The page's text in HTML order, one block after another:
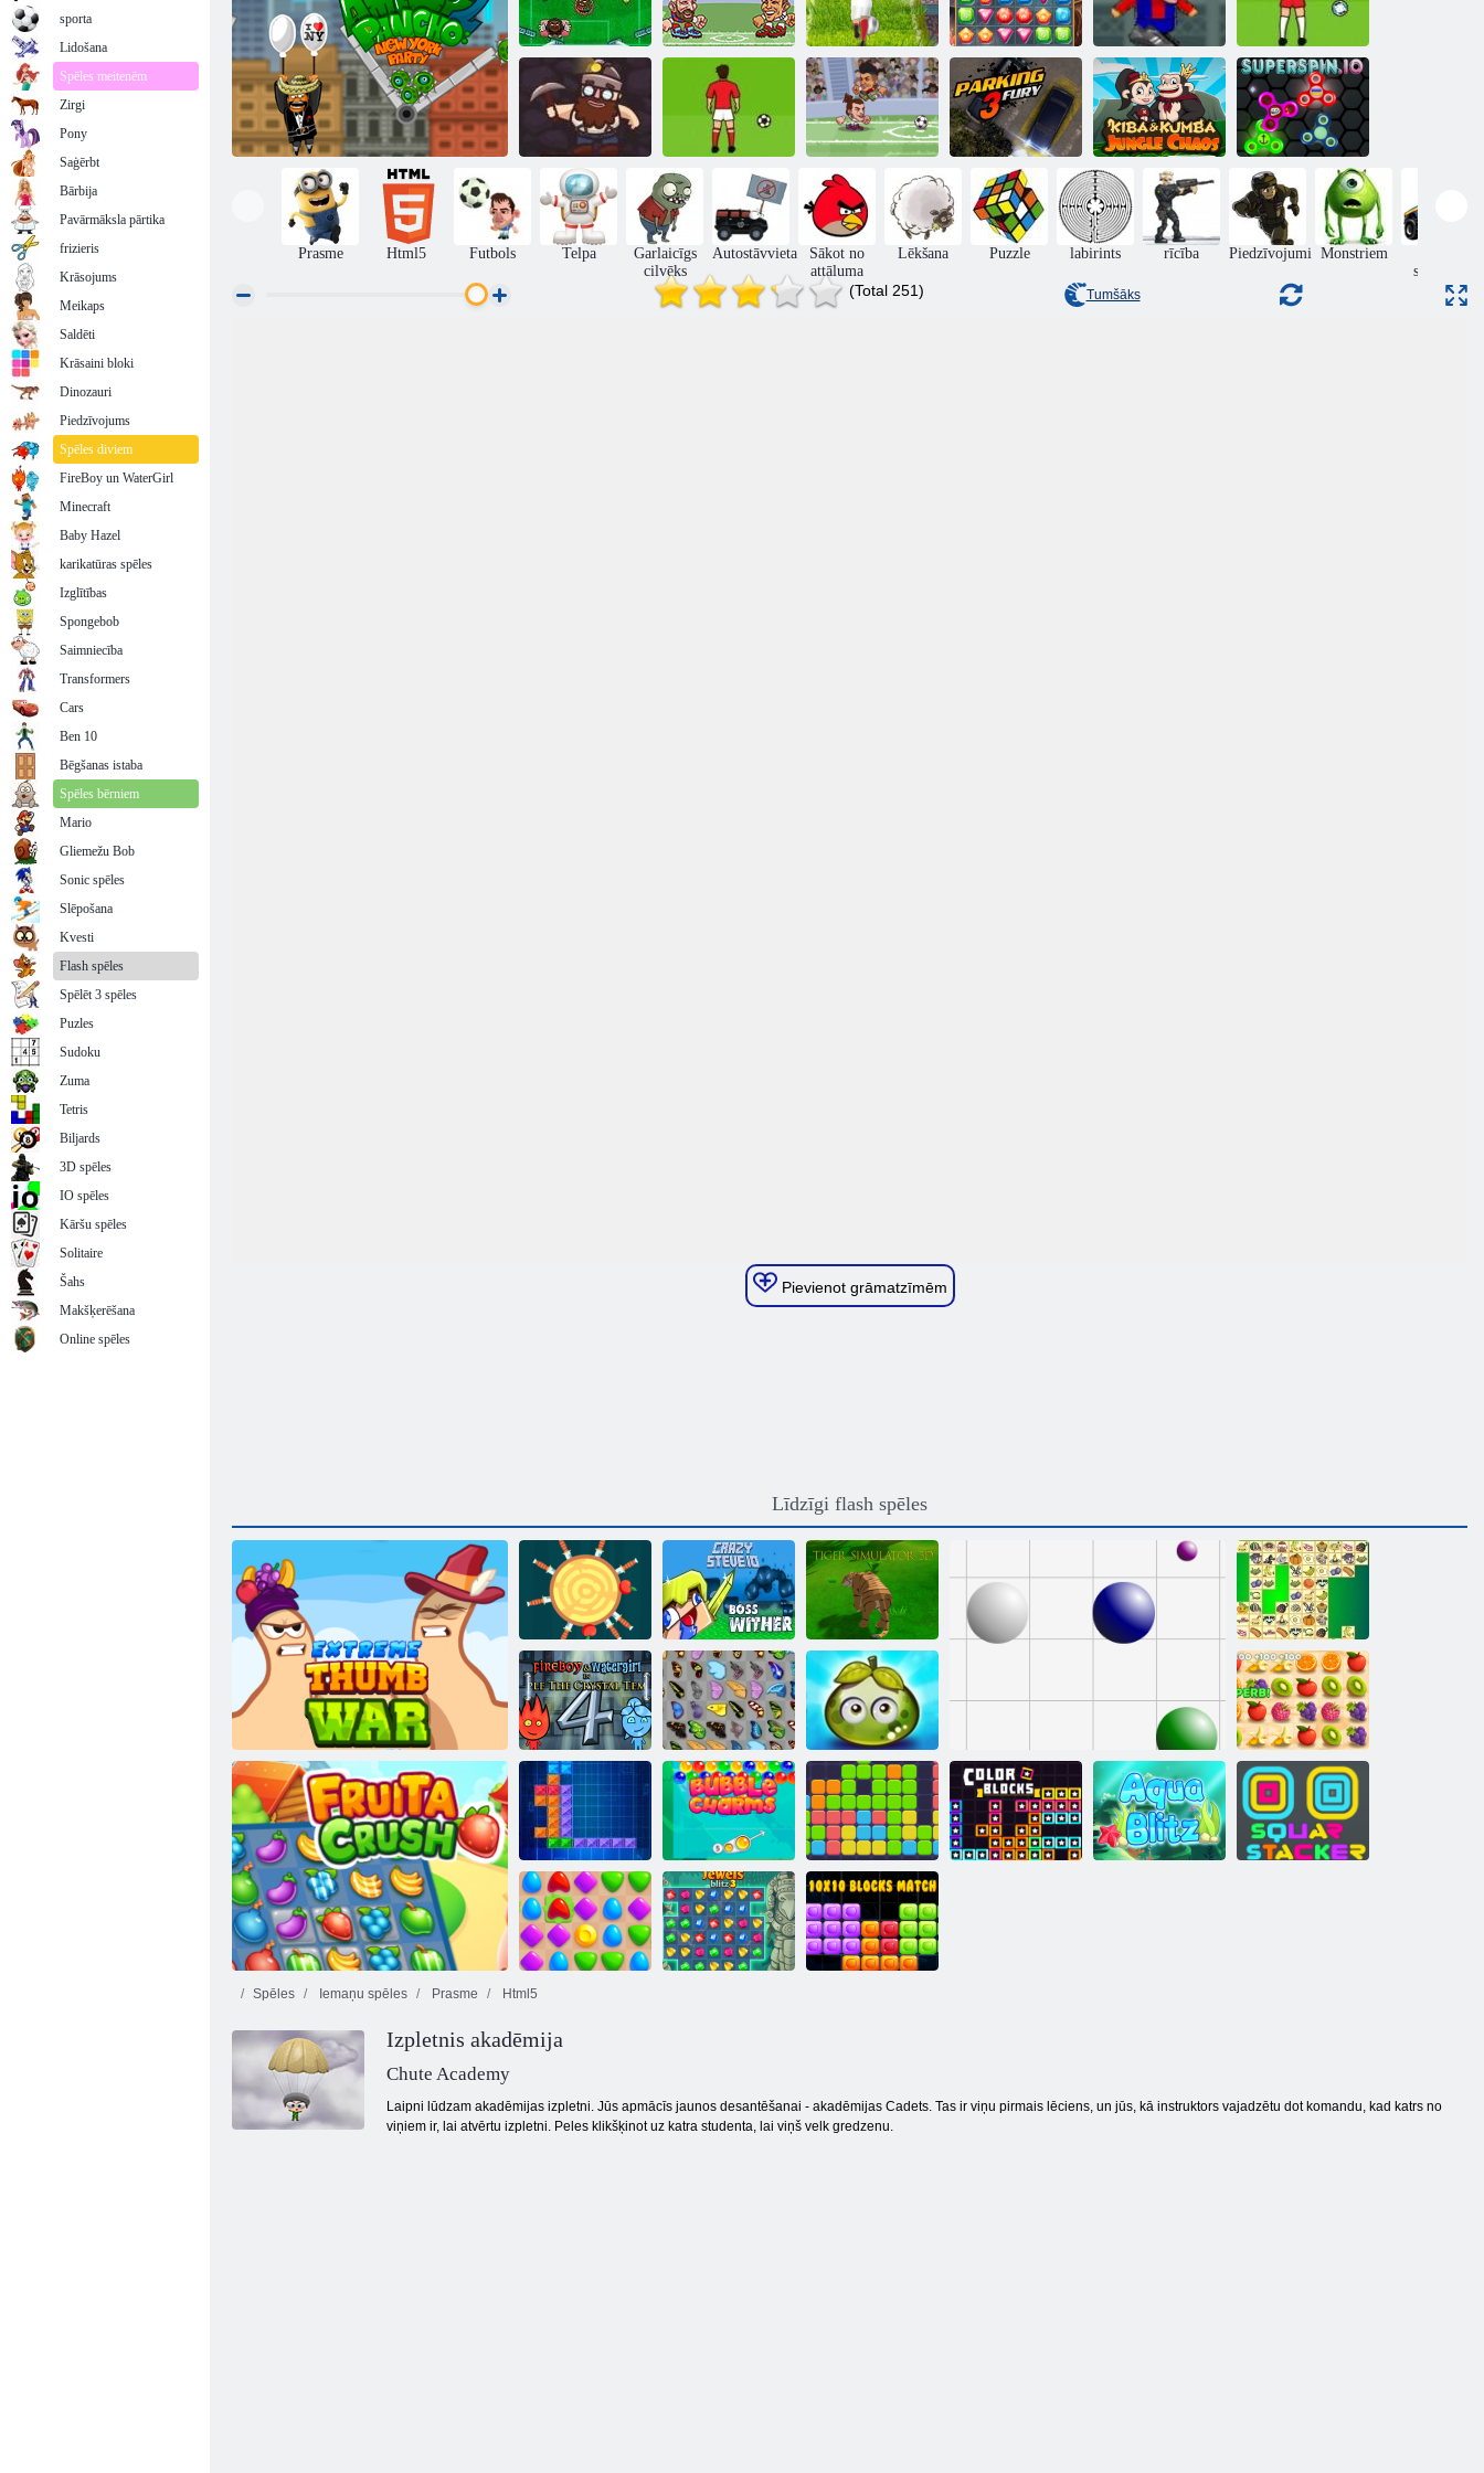
Kāju Cinco
Heads Arena
Euro futbols
Eiro futbola
sprints
Dārgumu
medības
Futbola galvas
kauss 2
Euro Sods 2016
Zelta raktuves
Pasaules kausa
sods
Heads Arena
futbols visas
zvaigznes
Autostāvvietas
niknums 3
Kiba un Kumba:
Jungle Chaos
Superspin. io
Prasme Html5 Futbols Telpa
Garlaicīgs
cilvēks
Autostāvvieta
Sākot no
attāluma
Lēkšana Puzzle labirints rīcība Piedzīvojumi Monstriem
sacīkstes
(Total 251) Tumšāks
Pievienot grāmatzīmēm
Līdzīgi flash spēles
Ekstrēms īkšķa karš
Nazis hit
tiešsaistē
Crazysteve. io
Tīģera
simulators 3D
Kris Mahjong
Fireboy and
Watergirl 4:
Kristāla templis
Tauriņš kyodai
Piedzīvojumu
sulīgs ogas
Sulīga
domuzīme
Tentriks
Burbulis
Charms
Vienpadsmit
Eleven
Spēļu arēna
Spēles Iemaņu spēles Prasme Html5
Izpletnis akadēmija
Chute Academy
Laipni lūdzam akadēmijas izpletni. Jūs apmācīs jaunos desantēšanai - akadēmijas Cadets. Tas ir viņu pirmais lēciens, un jūs, kā instruktors vajadzētu dot komandu, kad katrs no
viņiem ir, lai atvērtu izpletni. Peles klikšķinot uz katra studenta, lai viņš velk gredzenu.
sporta
Lidošana
Spēles meitenēm
Zirgi
Pony
Saģērbt
Bārbija
Pavārmāksla pārtika
frizieris
Krāsojums
Meikaps
Saldēti
Krāsaini bloki
Dinozauri
Piedzīvojums
Spēles diviem
FireBoy un WaterGirl
Minecraft
Baby Hazel
karikatūras spēles
Izglītības
Spongebob
Saimniecība
Transformers
Cars
Ben 10
Bēgšanas istaba
Spēles bērniem
Mario
Gliemežu Bob
Sonic spēles
Slēpošana
Kvesti
Flash spēles
Spēlēt 3 spēles
Puzles
Sudoku
Zuma
Tetris
Biljards
3D spēles
IO spēles
Kāršu spēles
Solitaire
Šahs
Makšķerēšana
Online spēles